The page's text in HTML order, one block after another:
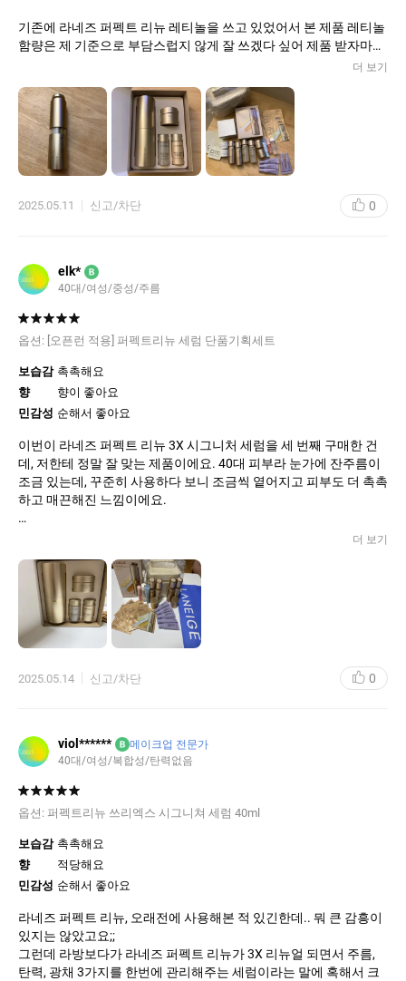
기존에 라네즈 퍼펙트 리뉴 레티놀을 쓰고 있었어서 본 제품 레티놀
함량은 제 기준으로 부담스럽지 않게 잘 쓰겠다 싶어 제품 받자마자
본품 개봉해서 썼어요.(이유는 모르겠는데 본품 제품 겉면이 살짝
일단 제품 사용감이 엄청 부드럽고 좋네요. 일방적으로 촉촉하기만
해서 막상 얼굴에 바르면 ‘척척’한 느낌도 아니고, 밀리지도 않고 텍
스처가 확실히 로드샵 기초 제품과 다르긴 하네요.
전 괜찮았어요.
이 정말 많이 나오는데 이렇게 하나의 제품 세계관에서 여러 세대를
거치면서 꾸준히 개선하고 보강하며 같은 라인의 제품을 쭉 출시해
주는 부분이 새삼스레 마음에 듭니다.
오늘 하루 쓴 거라 좀 더 지켜봐야겠지만 첫 인상이 너무 좋아서 꾸
더 보기
2025.05.11 신고/차단 0
elk* B
40대/여성/중성/주름
옵션: [오픈런 적용] 퍼펙트리뉴 세럼 단품기획세트
보습감 촉촉해요
향
향이 좋아요
민감성 순해서 좋아요
이번이 라네즈 퍼펙트 리뉴 3X 시그니처 세럼을 세 번째 구매한 건
데, 저한테 정말 잘 맞는 제품이에요. 40대 피부라 눈가에 잔주름이
조금 있는데, 꾸준히 사용하다 보니 조금씩 옅어지고 피부도 더 촉촉
하고 매끈해진 느낌이에요.
이번에는 리미티드 기획 세트로 구매했는데, 사은품 구성이 정말 알
어서 여행용으로 쓰기 딱 좋아요.
세럼은 가볍고 흡수도 빨라서 끈적임 없이 산뜻하게 사용할 수 있었
어요. 아침, 저녁 루틴 모두에 잘 어울리고, 크림도 무겁지 않으면서
보습감이 좋아서 만족스럽습니다.
전체적으로 만족스러운 구매였고, 크게 자극 없이 꾸준히 사용하면
더 보기
2025.05.14 신고/차단 0
viol****** B 메이크업 전문가
40대/여성/복합성/탄력없음
옵션: 퍼펙트리뉴 쓰리엑스 시그니쳐 세럼 40ml
보습감 촉촉해요
향
적당해요
민감성 순해서 좋아요
라네즈 퍼펙트 리뉴, 오래전에 사용해본 적 있긴한데.. 뭐 큰 감흥이
있지는 않았고요;;
그런데 라방보다가 라네즈 퍼펙트 리뉴가 3X 리뉴얼 되면서 주름,
탄력, 광채 3가지를 한번에 관리해주는 세럼이라는 말에 혹해서 크